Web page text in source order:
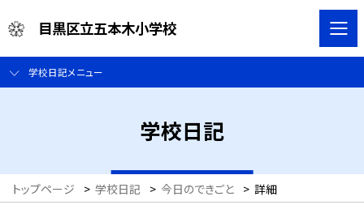
目黒区立五本木小学校
学校日記メニュー
学校日記
トップページ > 学校日記 > 今日のできごと > 詳細